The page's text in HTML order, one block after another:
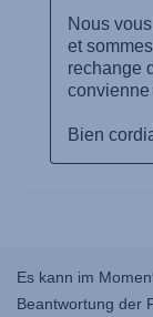
Es kann im
Beantwortung der